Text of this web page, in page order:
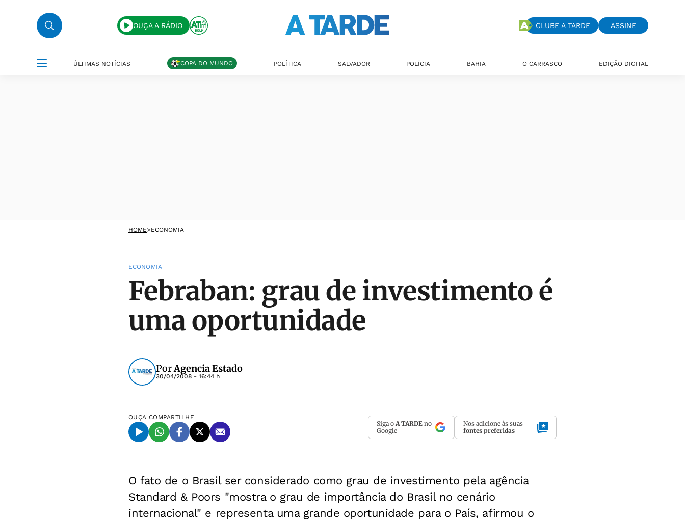
OUÇA A RÁDIO CLUBE A TARDE ASSINE
ÚLTIMAS NOTÍCIAS COPA DO MUNDO POLÍTICA SALVADOR POLÍCIA BAHIA O CARRASCO EDIÇÃO DIGITAL
HOME>ECONOMIA
ECONOMIA
Febraban: grau de investimento é
uma oportunidade
PorAgencia Estado
30/04/2008 - 16:44 h
OUÇA COMPARTILHE
Siga o A TARDE no
Google
Nos adicione às suas
fontes preferidas
O fato de o Brasil ser considerado como grau de investimento pela agência
Standard & Poors "mostra o grau de importância do Brasil no cenário
internacional" e representa uma grande oportunidade para o País, afirmou o